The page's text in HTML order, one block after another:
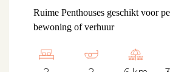
Ruime Penthouses geschikt voor
bewoning of verhuur